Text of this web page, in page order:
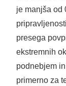
je manjša od
presega
ekstremnih
podnebjem
primerno za